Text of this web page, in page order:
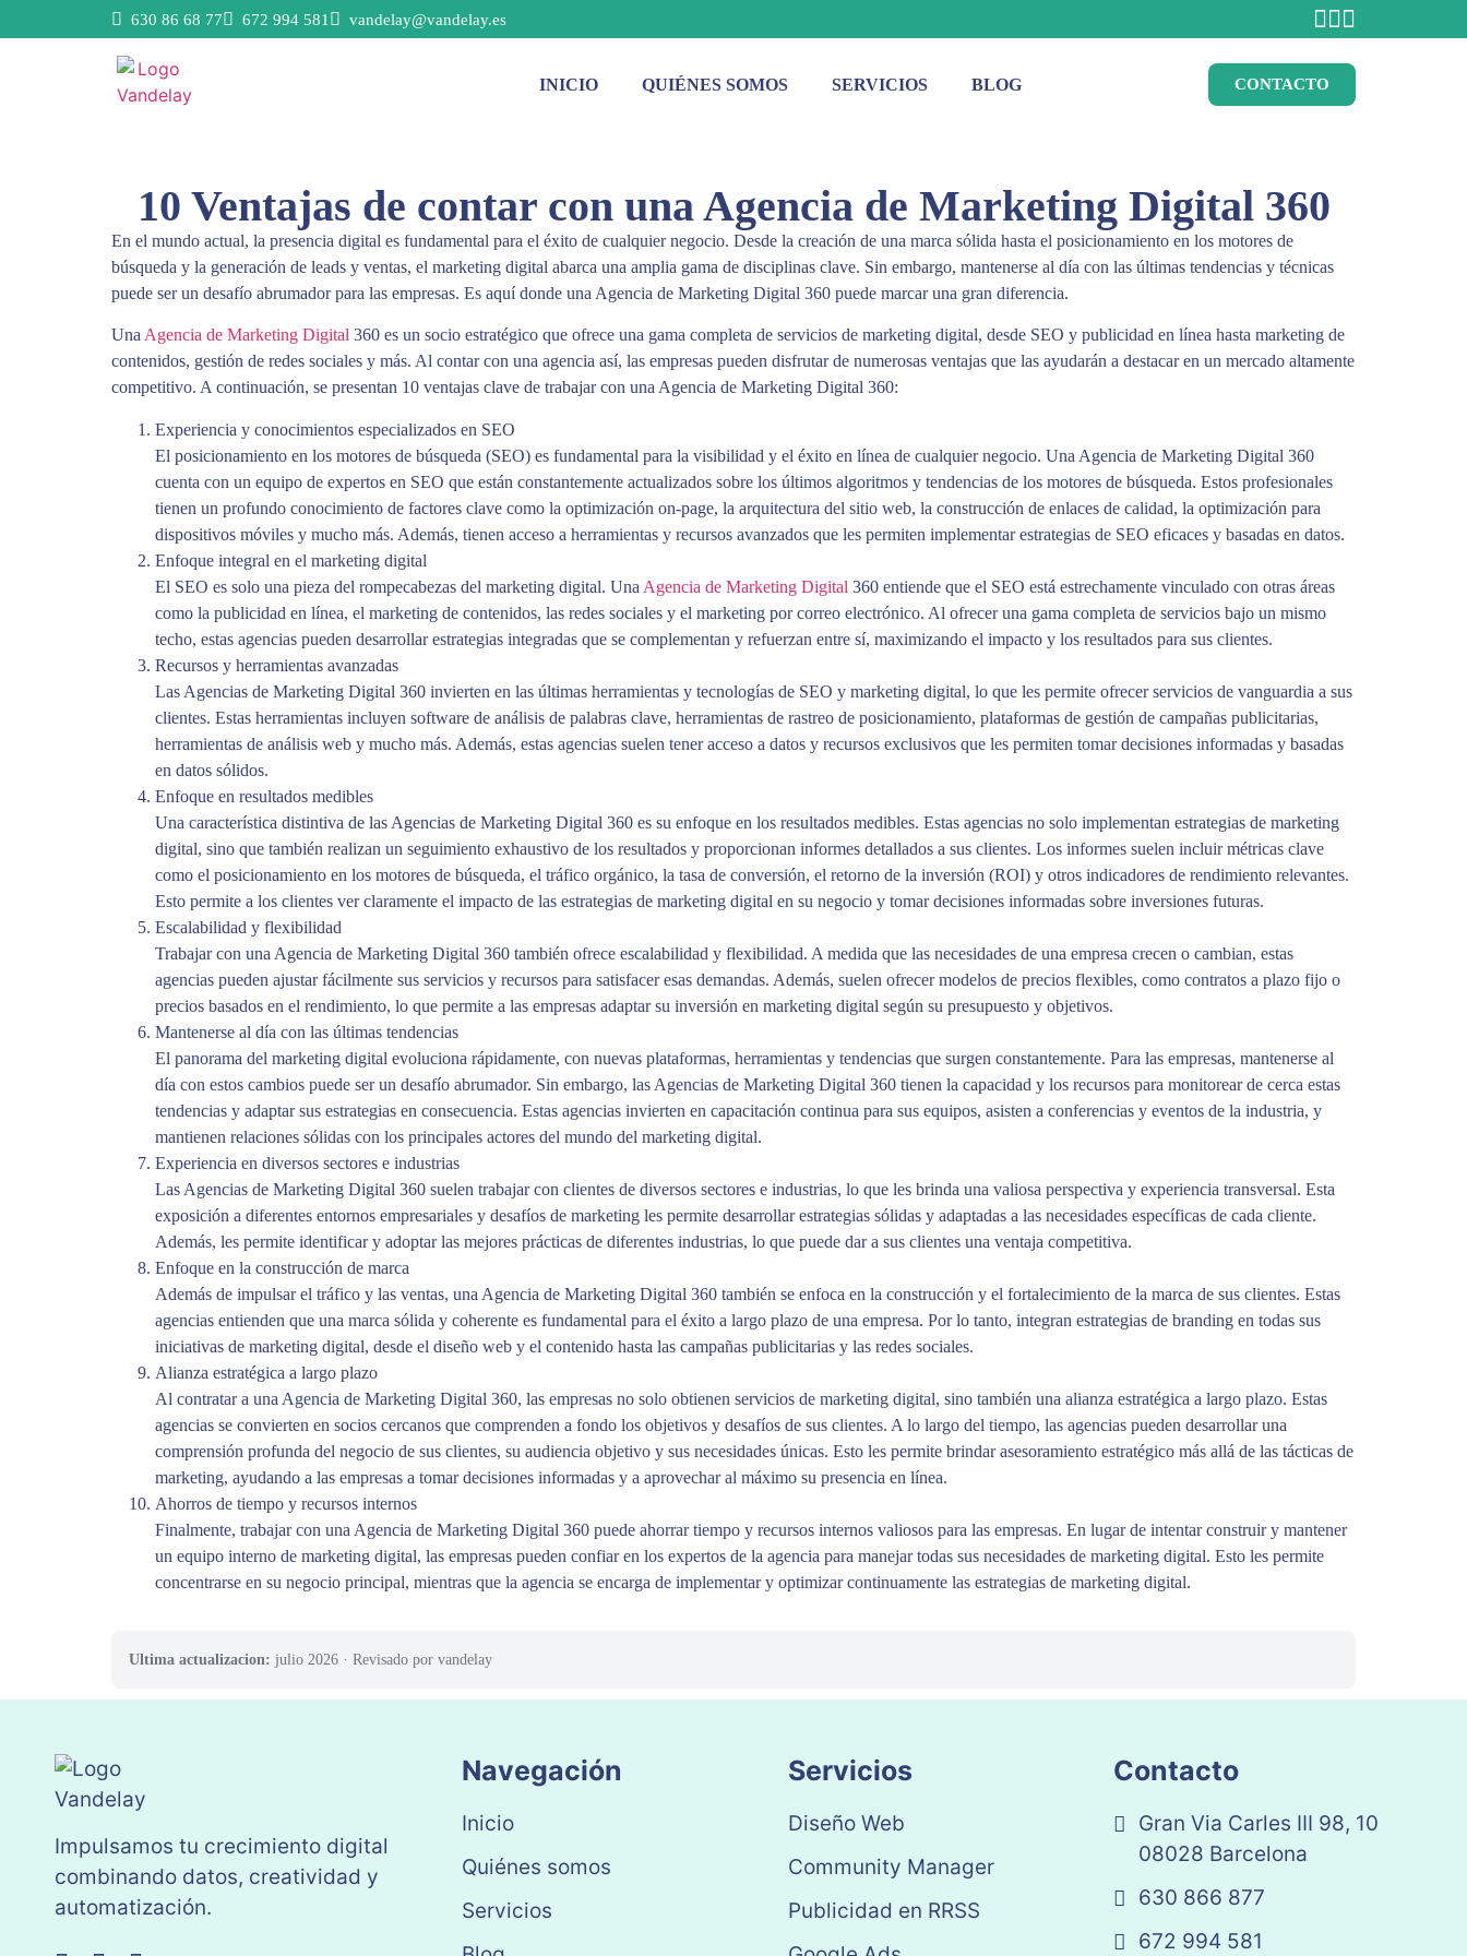
630 86 68 77 672 994 581 vandelay@vandelay.es
INICIO QUIÉNES SOMOS SERVICIOS BLOG CONTACTO
10 Ventajas de contar con una Agencia de Marketing Digital 360
En el mundo actual, la presencia digital es fundamental para el éxito de cualquier negocio. Desde la creación de una marca sólida hasta el posicionamiento en los motores de
búsqueda y la generación de leads y ventas, el marketing digital abarca una amplia gama de disciplinas clave. Sin embargo, mantenerse al día con las últimas tendencias y técnicas
puede ser un desafío abrumador para las empresas. Es aquí donde una Agencia de Marketing Digital 360 puede marcar una gran diferencia.
Una Agencia de Marketing Digital 360 es un socio estratégico que ofrece una gama completa de servicios de marketing digital, desde SEO y publicidad en línea hasta marketing de
contenidos, gestión de redes sociales y más. Al contar con una agencia así, las empresas pueden disfrutar de numerosas ventajas que las ayudarán a destacar en un mercado altamente
competitivo. A continuación, se presentan 10 ventajas clave de trabajar con una Agencia de Marketing Digital 360:
Experiencia y conocimientos especializados en SEO
El posicionamiento en los motores de búsqueda (SEO) es fundamental para la visibilidad y el éxito en línea de cualquier negocio. Una Agencia de Marketing Digital 360
cuenta con un equipo de expertos en SEO que están constantemente actualizados sobre los últimos algoritmos y tendencias de los motores de búsqueda. Estos profesionales
tienen un profundo conocimiento de factores clave como la optimización on-page, la arquitectura del sitio web, la construcción de enlaces de calidad, la optimización para
dispositivos móviles y mucho más. Además, tienen acceso a herramientas y recursos avanzados que les permiten implementar estrategias de SEO eficaces y basadas en datos.
Enfoque integral en el marketing digital
El SEO es solo una pieza del rompecabezas del marketing digital. Una Agencia de Marketing Digital 360 entiende que el SEO está estrechamente vinculado con otras áreas
como la publicidad en línea, el marketing de contenidos, las redes sociales y el marketing por correo electrónico. Al ofrecer una gama completa de servicios bajo un mismo
techo, estas agencias pueden desarrollar estrategias integradas que se complementan y refuerzan entre sí, maximizando el impacto y los resultados para sus clientes.
Recursos y herramientas avanzadas
Las Agencias de Marketing Digital 360 invierten en las últimas herramientas y tecnologías de SEO y marketing digital, lo que les permite ofrecer servicios de vanguardia a sus
clientes. Estas herramientas incluyen software de análisis de palabras clave, herramientas de rastreo de posicionamiento, plataformas de gestión de campañas publicitarias,
herramientas de análisis web y mucho más. Además, estas agencias suelen tener acceso a datos y recursos exclusivos que les permiten tomar decisiones informadas y basadas
en datos sólidos.
Enfoque en resultados medibles
Una característica distintiva de las Agencias de Marketing Digital 360 es su enfoque en los resultados medibles. Estas agencias no solo implementan estrategias de marketing
digital, sino que también realizan un seguimiento exhaustivo de los resultados y proporcionan informes detallados a sus clientes. Los informes suelen incluir métricas clave
como el posicionamiento en los motores de búsqueda, el tráfico orgánico, la tasa de conversión, el retorno de la inversión (ROI) y otros indicadores de rendimiento relevantes.
Esto permite a los clientes ver claramente el impacto de las estrategias de marketing digital en su negocio y tomar decisiones informadas sobre inversiones futuras.
Escalabilidad y flexibilidad
Trabajar con una Agencia de Marketing Digital 360 también ofrece escalabilidad y flexibilidad. A medida que las necesidades de una empresa crecen o cambian, estas
agencias pueden ajustar fácilmente sus servicios y recursos para satisfacer esas demandas. Además, suelen ofrecer modelos de precios flexibles, como contratos a plazo fijo o
precios basados ​​en el rendimiento, lo que permite a las empresas adaptar su inversión en marketing digital según su presupuesto y objetivos.
Mantenerse al día con las últimas tendencias
El panorama del marketing digital evoluciona rápidamente, con nuevas plataformas, herramientas y tendencias que surgen constantemente. Para las empresas, mantenerse al
día con estos cambios puede ser un desafío abrumador. Sin embargo, las Agencias de Marketing Digital 360 tienen la capacidad y los recursos para monitorear de cerca estas
tendencias y adaptar sus estrategias en consecuencia. Estas agencias invierten en capacitación continua para sus equipos, asisten a conferencias y eventos de la industria, y
mantienen relaciones sólidas con los principales actores del mundo del marketing digital.
Experiencia en diversos sectores e industrias
Las Agencias de Marketing Digital 360 suelen trabajar con clientes de diversos sectores e industrias, lo que les brinda una valiosa perspectiva y experiencia transversal. Esta
exposición a diferentes entornos empresariales y desafíos de marketing les permite desarrollar estrategias sólidas y adaptadas a las necesidades específicas de cada cliente.
Además, les permite identificar y adoptar las mejores prácticas de diferentes industrias, lo que puede dar a sus clientes una ventaja competitiva.
Enfoque en la construcción de marca
Además de impulsar el tráfico y las ventas, una Agencia de Marketing Digital 360 también se enfoca en la construcción y el fortalecimiento de la marca de sus clientes. Estas
agencias entienden que una marca sólida y coherente es fundamental para el éxito a largo plazo de una empresa. Por lo tanto, integran estrategias de branding en todas sus
iniciativas de marketing digital, desde el diseño web y el contenido hasta las campañas publicitarias y las redes sociales.
Alianza estratégica a largo plazo
Al contratar a una Agencia de Marketing Digital 360, las empresas no solo obtienen servicios de marketing digital, sino también una alianza estratégica a largo plazo. Estas
agencias se convierten en socios cercanos que comprenden a fondo los objetivos y desafíos de sus clientes. A lo largo del tiempo, las agencias pueden desarrollar una
comprensión profunda del negocio de sus clientes, su audiencia objetivo y sus necesidades únicas. Esto les permite brindar asesoramiento estratégico más allá de las tácticas de
marketing, ayudando a las empresas a tomar decisiones informadas y a aprovechar al máximo su presencia en línea.
Ahorros de tiempo y recursos internos
Finalmente, trabajar con una Agencia de Marketing Digital 360 puede ahorrar tiempo y recursos internos valiosos para las empresas. En lugar de intentar construir y mantener
un equipo interno de marketing digital, las empresas pueden confiar en los expertos de la agencia para manejar todas sus necesidades de marketing digital. Esto les permite
concentrarse en su negocio principal, mientras que la agencia se encarga de implementar y optimizar continuamente las estrategias de marketing digital.
Ultima actualizacion: julio 2026 · Revisado por vandelay
Impulsamos tu crecimiento digital
combinando datos, creatividad y
automatización.
Navegación
Inicio
Quiénes somos
Servicios
Servicios
Diseño Web
Community Manager
Publicidad en RRSS
Contacto
Gran Via Carles III 98, 10
08028 Barcelona
630 866 877
672 994 581